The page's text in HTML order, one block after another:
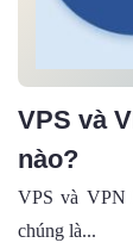
VPS và
nào?
VPS và VPN
chúng là...